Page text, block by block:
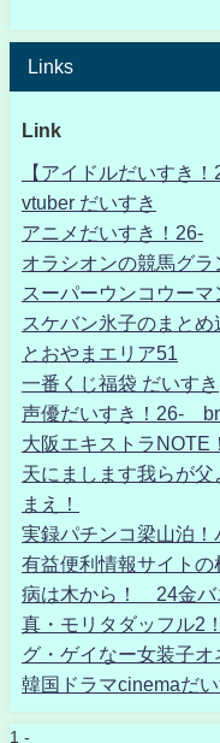
Links
Link
【アイドルだいすき
vtuber だいすき
アニメだいすき！26-
オラシオンの競馬グラ
スーパーウンコウーマ
スケバン氷子のまとめ
とおやまエリア51
一番くじ福袋 だいすき
声優だいすき！26-
大阪エキストラNOTE
天にまします我らが
まえ！
実録パチンコ梁山泊
有益便利情報サイトの
病は木から！ 24金バ
真・モリタダッフル2
グ・ゲイなー女装子オ
韓国ドラマcinemaだ
1 -